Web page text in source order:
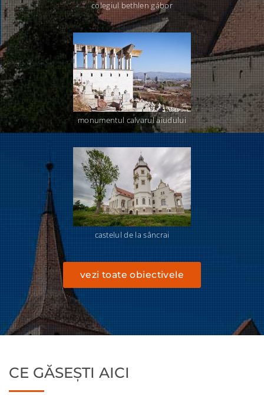
colegiul bethlen gábor
monumentul calvarul aiudului
castelul de la sâncrai
vezi toate obiectivele
CE GĂSEȘTI AICI